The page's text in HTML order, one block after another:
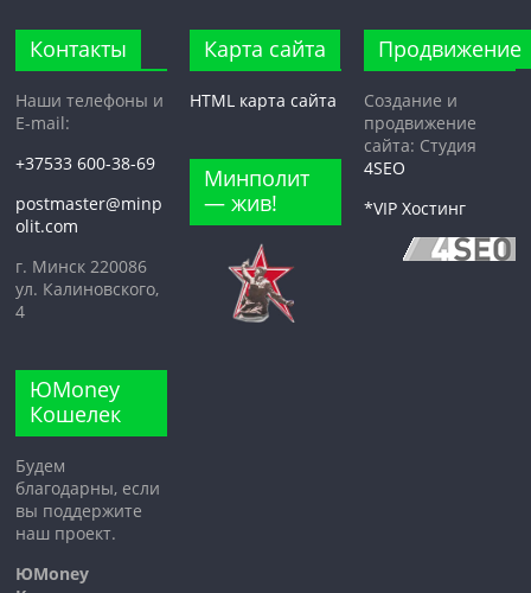
Контакты
Наши телефоны и
E-mail:
+37533 600-38-69
postmaster@minp
olit.com
г. Минск 220086
ул. Калиновского,
4
ЮMoney
Кошелек
Будем
благодарны, если
вы поддержите
наш проект.
ЮMoney
Карта сайта
HTML карта сайта
Минполит
— жив!
Продвижение
Создание и
продвижение
сайта: Студия
4SEO
*VIP Хостинг